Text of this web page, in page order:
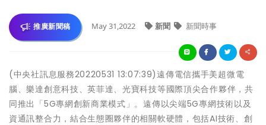
推廣新聞稿 May 31,2022 新聞 新聞時事
(中央社訊息服務20220531 13:07:39)遠傳電信攜手美超微電
腦、樂達創意科技、英菲達、光寶科技等國際頂尖合作夥伴，共
同推出「5G專網創新商業模式」。遠傳以尖端5G專網技術以及
資通訊整合力，結合生態圈夥伴的相關軟硬體，包括AI技術、創